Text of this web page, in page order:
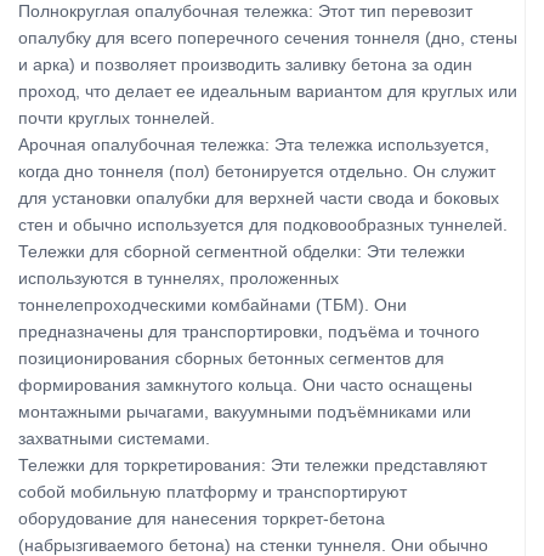
Полнокруглая опалубочная тележка: Этот тип перевозит
опалубку для всего поперечного сечения тоннеля (дно, стены
и арка) и позволяет производить заливку бетона за один
проход, что делает ее идеальным вариантом для круглых или
почти круглых тоннелей.
Арочная опалубочная тележка: Эта тележка используется,
когда дно тоннеля (пол) бетонируется отдельно. Он служит
для установки опалубки для верхней части свода и боковых
стен и обычно используется для подковообразных туннелей.
Тележки для сборной сегментной обделки: Эти тележки
используются в туннелях, проложенных
тоннелепроходческими комбайнами (ТБМ). Они
предназначены для транспортировки, подъёма и точного
позиционирования сборных бетонных сегментов для
формирования замкнутого кольца. Они часто оснащены
монтажными рычагами, вакуумными подъёмниками или
захватными системами.
Тележки для торкретирования: Эти тележки представляют
собой мобильную платформу и транспортируют
оборудование для нанесения торкрет-бетона
(набрызгиваемого бетона) на стенки туннеля. Они обычно